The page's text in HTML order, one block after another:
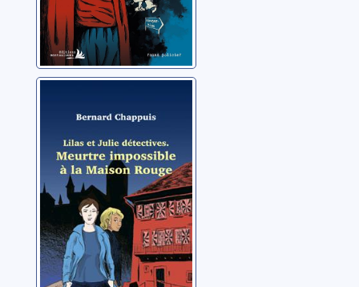
impossible à la
Maison Rouge
Chappuis, Bernard